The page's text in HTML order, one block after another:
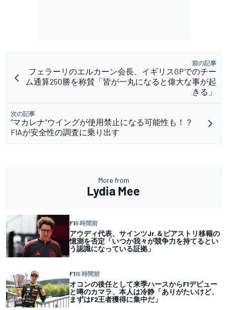
前の記事
フェラーリのエルカーン会長、イギリスGPでのチー
ム通算250勝を称賛「皆が一丸になると偉大な事が起
きる」
次の記事
”マカレナ”ウイングが使用禁止になる可能性も！？
FIAが安全性の調査に乗り出す
More from
Lydia Mee
F18 時間前
アウディ代表、サインツJr.＆ピアストリ移籍の
憶測を否定「いつか我々が競争力を持てるとい
う認識になっている証拠」
F115 時間前
オコンの後任として来季ハースからF1デビュー
と噂のカマラ、本人は冷静「ありがたいけど、
まずはF2王者獲得に集中だ」